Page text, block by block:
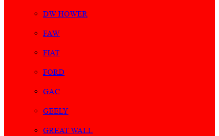
DW HOWER
FAW
FIAT
FORD
GAC
GEELY
GREAT WALL